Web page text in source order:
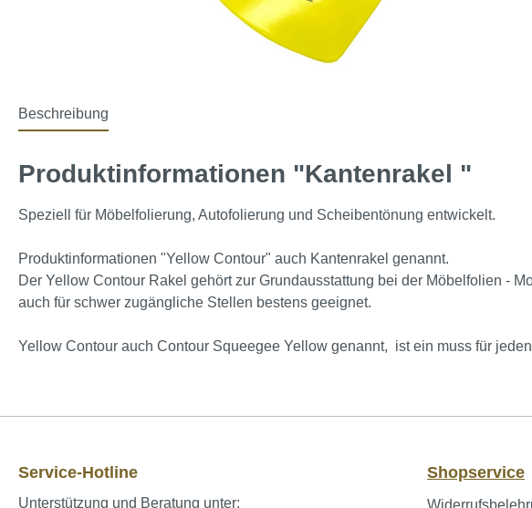
Beschreibung
Produktinformationen "Kantenrakel "
Speziell für Möbelfolierung, Autofolierung und Scheibentönung entwickelt.
Produktinformationen "Yellow Contour" auch Kantenrakel genannt.
Der Yellow Contour Rakel gehört zur Grundausstattung bei der Möbelfolien -
auch für schwer zugängliche Stellen bestens geeignet.
Yellow Contour auch Contour Squeegee Yellow genannt, ist ein muss für
Service-Hotline
Unterstützung und Beratung unter:
Shopservice